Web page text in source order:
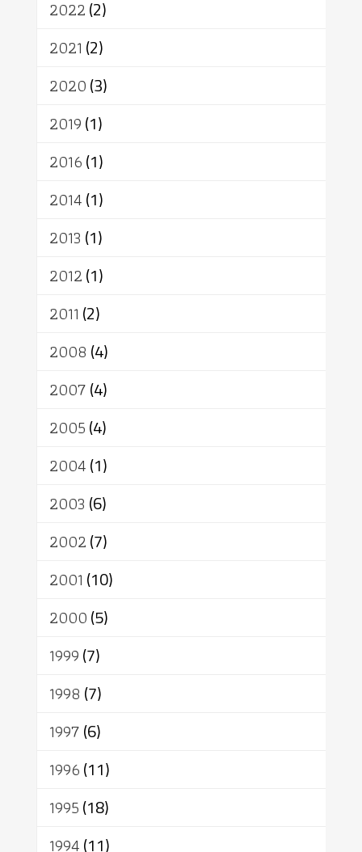
สิทธิ
พุทธบริษัท
อัตถะ
เทวดา
2022(2)
2021 (2)
2020(3)
2019(1)
2016(1)
2014(1)
2013 (1)
2012(1)
2011 (2)
2008 (4)
2007(4)
2005(4)
2004(1)
2003 (6)
2002(7)
2001 (10)
2000(5)
1999(7)
1998 (7)
1997(6)
1996(11)
1995(18)
1994(11)